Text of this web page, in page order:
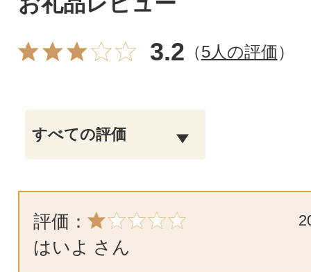
3.2 （5人の評価）
評価：
はいよ さん